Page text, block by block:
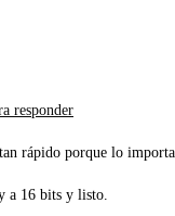
responder
rápido porque lo
a 16 bits y listo.